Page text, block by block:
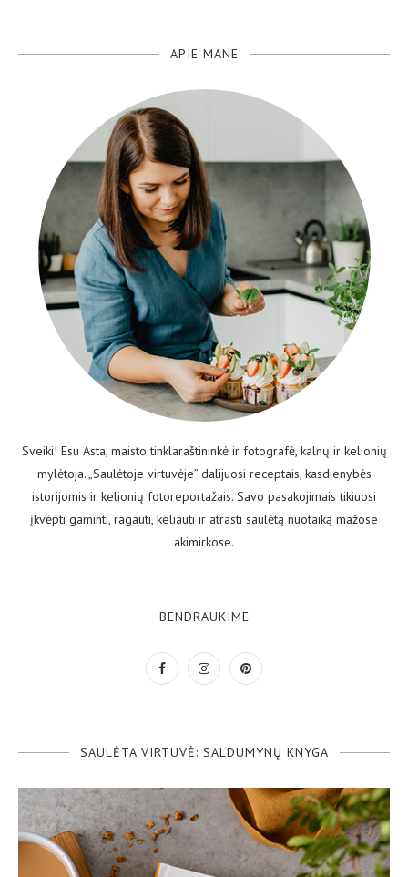
APIE MANE
Sveiki! Esu Asta, maisto tinklaraštininkė ir fotografė, kalnų ir kelionių
mylėtoja. „Saulėtoje virtuvėje” dalijuosi receptais, kasdienybės
istorijomis ir kelionių fotoreportažais. Savo pasakojimais tikiuosi
įkvėpti gaminti, ragauti, keliauti ir atrasti saulėtą nuotaiką mažose
akimirkose.
BENDRAUKIME
SAULĖTA VIRTUVĖ: SALDUMYNŲ KNYGA